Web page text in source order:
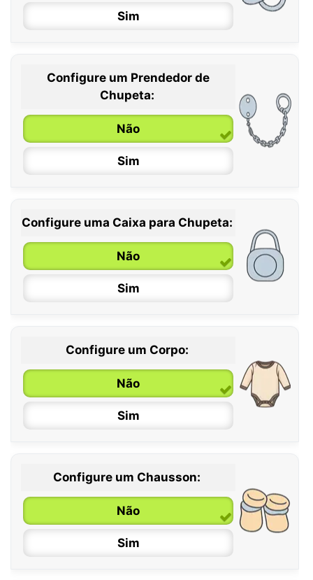
Sim
0 / 6 meses
6 / 36 meses
Configure um Prendedor de
Chupeta:
Não
Sim
Configure uma Caixa para Chupeta:
Não
Sim
Configure um Corpo:
Não
Sim
0 / 6 meses
6 / 12 meses
12 / 18 meses
Configure um Chausson:
Não
Sim